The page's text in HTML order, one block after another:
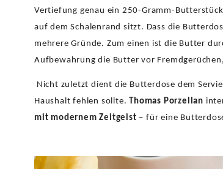
Vertiefung genau ein 250-Gramm-
auf dem Schalenrand sitzt. Dass die
mehrere Gründe. Zum einen ist die Butter
Aufbewahrung die Butter vor
Nicht zuletzt dient die Butterdose dem
Haushalt fehlen sollte. Thomas Porzellan
mit modernem Zeitgeist – für eine